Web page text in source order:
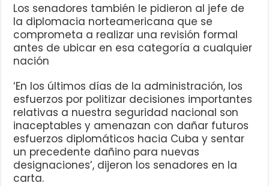
Los senadores también le pidieron al jefe de
la diplomacia norteamericana que se
comprometa a realizar una revisión formal
antes de ubicar en esa categoría a cualquier
nación
‘En los últimos días de la administración, los
esfuerzos por politizar decisiones importantes
relativas a nuestra seguridad nacional son
inaceptables y amenazan con dañar futuros
esfuerzos diplomáticos hacia Cuba y sentar
un precedente dañino para nuevas
designaciones’, dijeron los senadores en la
carta.